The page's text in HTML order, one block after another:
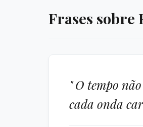
Frases sobre
" O tempo
cada onda